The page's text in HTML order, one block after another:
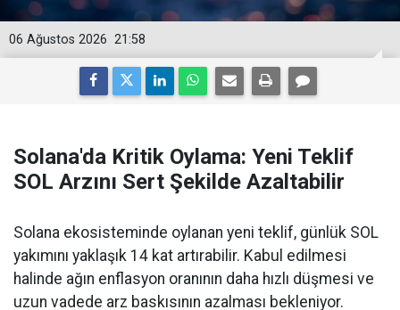
21:58
06 Ağustos 2026
Solana'da Kritik Oylama: Yeni Teklif
SOL Arzını Sert Şekilde Azaltabilir
Solana ekosisteminde oylanan yeni teklif, günlük SOL
yakımını yaklaşık 14 kat artırabilir. Kabul edilmesi
halinde ağın enflasyon oranının daha hızlı düşmesi ve
uzun vadede arz baskısının azalması bekleniyor.